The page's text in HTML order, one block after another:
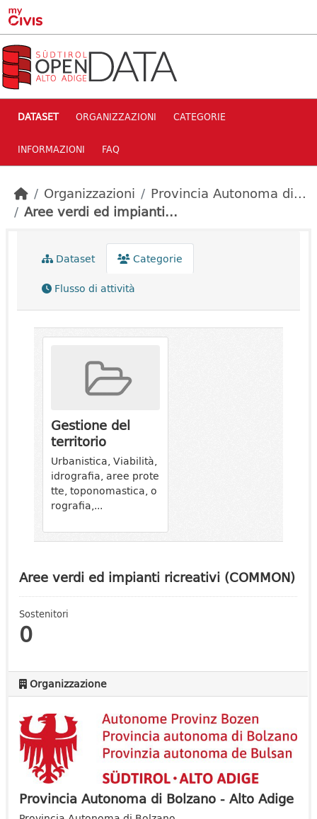
Skip to main content
DATASET ORGANIZZAZIONI CATEGORIE
INFORMAZIONI FAQ
Organizzazioni
Provincia Autonoma di...
Aree verdi ed impianti...
Aree verdi ed impianti ricreativi (COMMON)
Sostenitori
0
Organizzazione
Provincia Autonoma di Bolzano - Alto Adige
Dataset
Categorie
Flusso di attività
Gestione del
territorio
Urbanistica, Viabilità,
idrografia, aree prote
tte, toponomastica, o
rografia,...